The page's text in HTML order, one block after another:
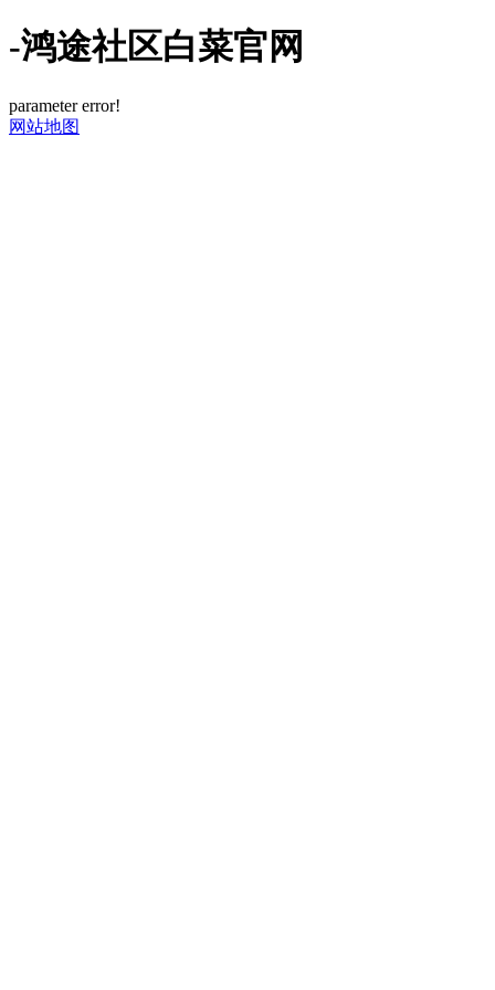
-鸿途社区白菜官网
parameter error!
网站地图